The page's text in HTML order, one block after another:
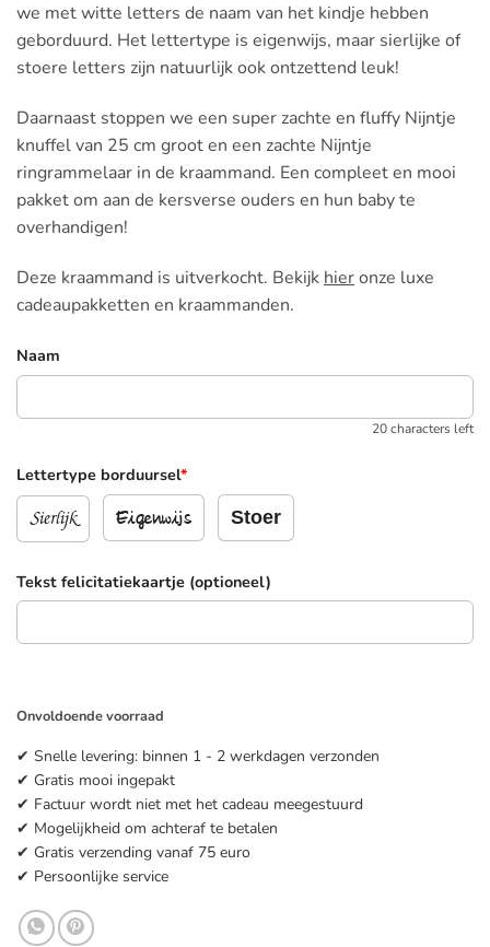
we met witte letters de naam van het kindje hebben
geborduurd. Het lettertype is eigenwijs, maar sierlijke of
stoere letters zijn natuurlijk ook ontzettend leuk!
Daarnaast stoppen we een super zachte en fluffy Nijntje
knuffel van 25 cm groot en een zachte Nijntje
ringrammelaar in de kraammand. Een compleet en mooi
pakket om aan de kersverse ouders en hun baby te
overhandigen!
Deze kraammand is uitverkocht. Bekijk hieronze luxe
cadeaupakketten en kraammanden.
Naam
20 characters left
Lettertype borduursel*
Sierlijk Eigenwijs Stoer
Tekst felicitatiekaartje (optioneel)
Onvoldoende voorraad
✔ Snelle levering: binnen 1 - 2 werkdagen verzonden
✔ Gratis mooi ingepakt
✔ Factuur wordt niet met het cadeau meegestuurd
✔ Mogelijkheid om achteraf te betalen
✔ Gratis verzending vanaf 75 euro
✔ Persoonlijke service